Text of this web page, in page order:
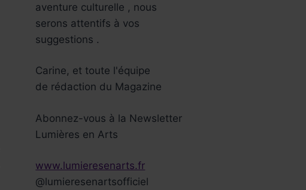
aventure culturelle , nous
serons attentifs à vos
suggestions .
Carine, et toute l'équipe
de rédaction du Magazine
Abonnez-vous à la Newsletter
Lumières en Arts
www.lumieresenarts.fr
@lumieresenartsofficiel